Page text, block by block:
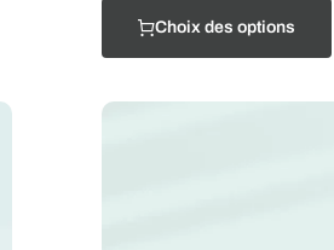
Choix des options